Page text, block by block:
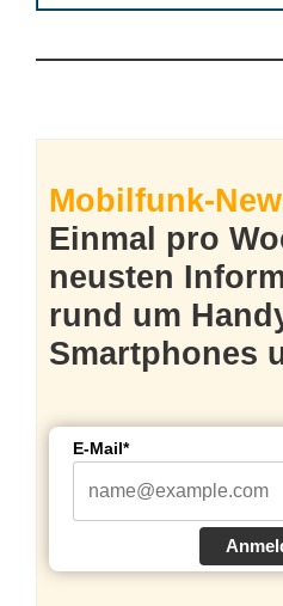
Mobilfunk-
Einmal pro
neusten
rund um
Smartphones
E-Mail*